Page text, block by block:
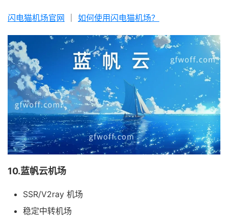
闪电猫机场官网 如何使用闪电猫机场？
10.蓝帆云机场
SSR/V2ray 机场
稳定中转机场